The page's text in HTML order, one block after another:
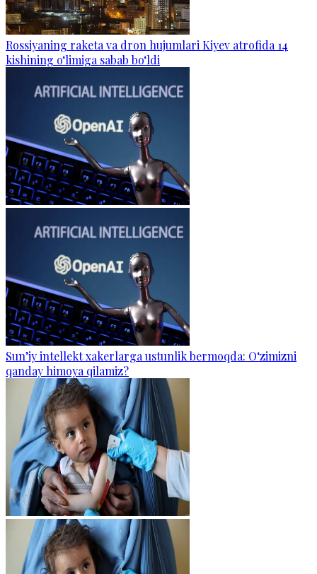
Rossiyaning raketa va dron hujumlari Kiyev atrofida 14
kishining o‘limiga sabab bo‘ldi
Sun’iy intellekt xakerlarga ustunlik bermoqda: O‘zimizni
qanday himoya qilamiz?